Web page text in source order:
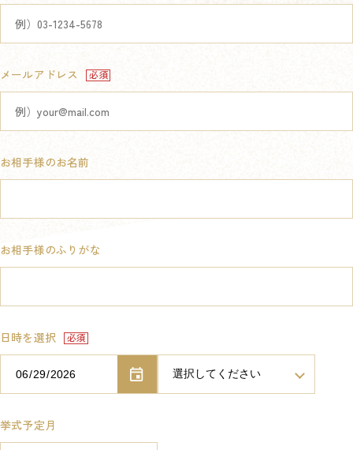
メールアドレス
お相手様のお名前
お相手様のふりがな
日時を選択
挙式予定月